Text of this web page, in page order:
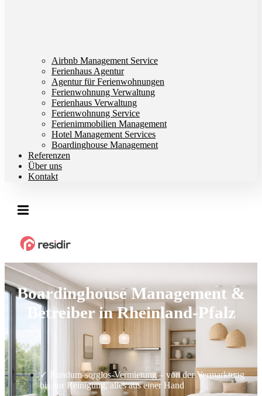
Airbnb Management Service
Ferienhaus Agentur
Agentur für Ferienwohnungen
Ferienwohnung Verwaltung
Ferienhaus Verwaltung
Ferienwohnung Service
Ferienimmobilien Management
Hotel Management Services
Boardinghouse Management
Referenzen
Über uns
Kontakt
Boardinghouse Management &
Betreiber in Rheinland-Pfalz
✓ Rundum-sorglos-Vermietung – von der Vermarktung
bis zur Reinigung, alles aus einer Hand